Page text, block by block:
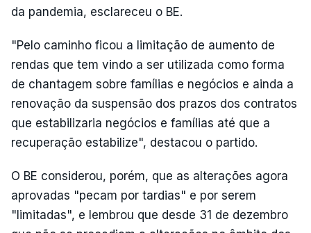
da pandemia, esclareceu o BE.
"Pelo caminho ficou a limitação de aumento de
rendas que tem vindo a ser utilizada como forma
de chantagem sobre famílias e negócios e ainda a
renovação da suspensão dos prazos dos contratos
que estabilizaria negócios e famílias até que a
recuperação estabilize", destacou o partido.
O BE considerou, porém, que as alterações agora
aprovadas "pecam por tardias" e por serem
"limitadas", e lembrou que desde 31 de dezembro